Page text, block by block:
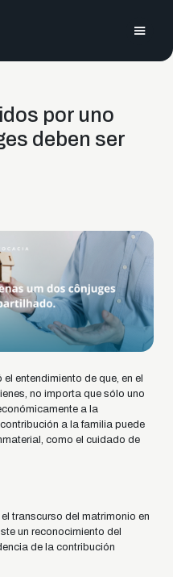
por uno
deben ser
entendimiento de que, en el
no importa que sólo uno
a la
a la familia puede
como el cuidado de
transcurso del matrimonio en
un reconocimiento del
de la contribución